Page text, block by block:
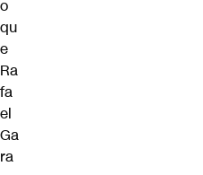
o
qu
e
Ra
fa
el
Ga
ra